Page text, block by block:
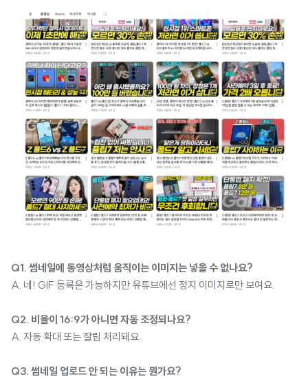
Q1. 썸네일에 동영상처럼 움직이는 이미지는 넣을 수 없나요?
A. 네! GIF 등록은 가능하지만 유튜브에선 정지 이미지로만 보여요.
Q2. 비율이 16:9가 아니면 자동 조정되나요?
A. 자동 확대 또는 잘림 처리돼요.
Q3. 썸네일 업로드 안 되는 이유는 뭔가요?